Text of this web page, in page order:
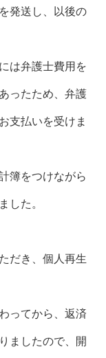
発送し、以後の
は弁護士費用を
ったため、弁護
支払いを受けま
簿をつけながら
した。
だき、個人再生
ってから、返済
ましたので、 開